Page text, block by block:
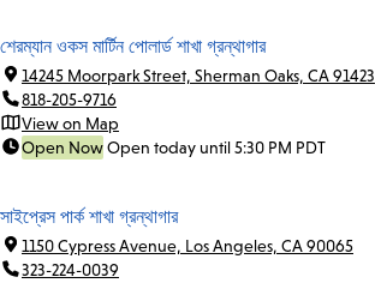
শেরম্যান ওকস মার্টিন পোলার্ড শাখা গ্রন্থাগার
14245 Moorpark Street, Sherman Oaks, CA 91423
818-205-9716
View on Map
Open NowOpen today until 5:30 PM PDT
সাইপ্রেস পার্ক শাখা গ্রন্থাগার
1150 Cypress Avenue, Los Angeles, CA 90065
323-224-0039